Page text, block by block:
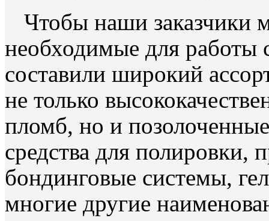
Чтобы наши заказчики
необходимые для работы
составили широкий
не только
пломб, но и
средства для полировки,
бондинговые системы,
многие другие